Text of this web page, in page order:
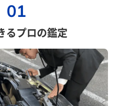
01
るプロの鑑定